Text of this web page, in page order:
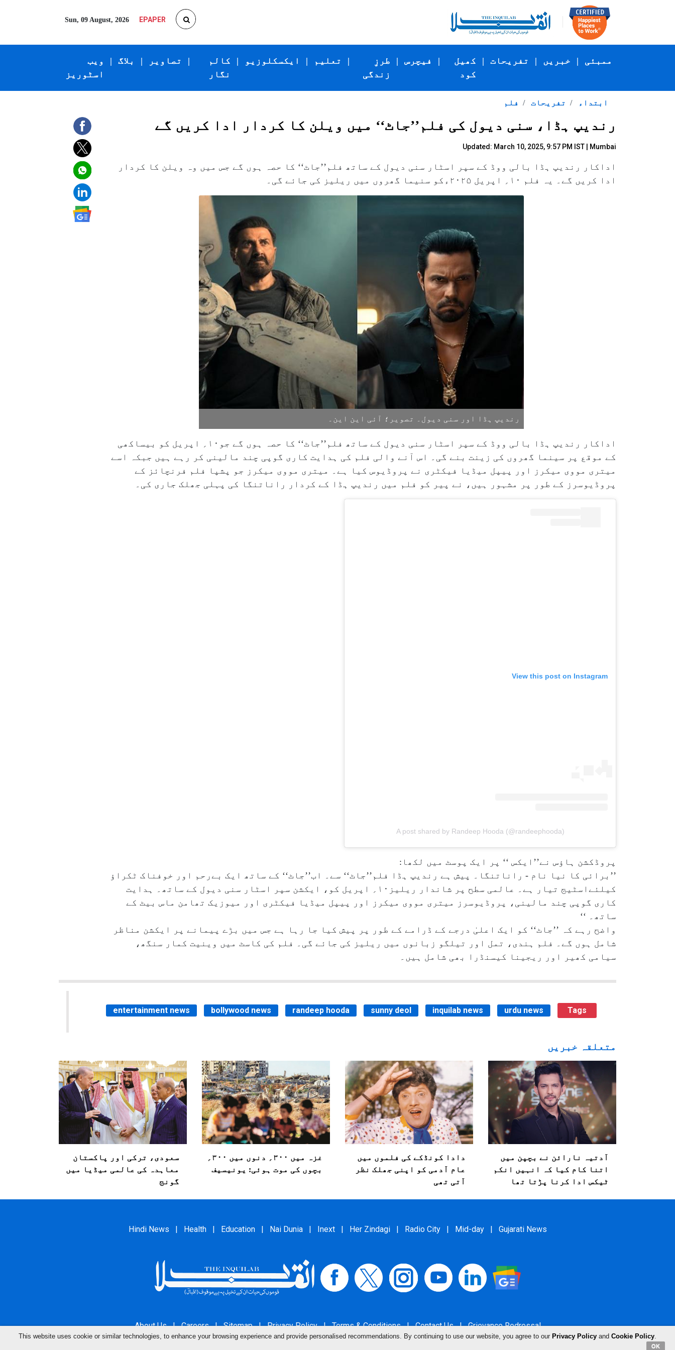
Sun, 09 August, 2026 EPAPER
ویب
اسٹوریز
| بلاگ | تصاویر |
کالم
نگار
| ایکسکلوزیو | تعلیم |
طرزِ
زندگی
| فیچرس |
کھیل
کود
| تفریحات | خبریں | ممبئی
فلم تفریحات ابتداء
رندیپ ہڈا، سنی دیول کی فلم’’جاٹ‘‘ میں ویلن کا کردار ادا کریں گے
Updated: March 10, 2025, 9:57 PM IST | Mumbai
اداکار رندیپ ہڈا بالی ووڈ کے سپر اسٹار سنی دیول کے ساتھ فلم’’جاٹ‘‘ کا حصہ ہوں گے جس میں وہ ویلن کا کردار
ادا کریں گے۔ یہ فلم ۱۰؍ اپریل ۲۰۲۵ءکو سنیما گھروں میں ریلیز کی جائے گی۔
رندیپ ہڈا اور سنی دیول۔ تصویر؛ آئی این این۔
اداکار رندیپ ہڈا بالی ووڈ کے سپر اسٹار سنی دیول کے ساتھ فلم’’جاٹ‘‘ کا حصہ ہوں گے جو۱۰؍ اپریل کو بیساکھی
کے موقع پر سینما گھروں کی زینت بنے گی۔ اس آنے والی فلم کی ہدایت کاری گوپی چند مالینی کر رہے ہیں جبکہ اسے
میتری مووی میکرز اور پیپل میڈیا فیکٹری نے پروڈیوس کیا ہے۔ میتری مووی میکرز جو پشپا فلم فرنچائز کے
پروڈیوسرز کے طور پر مشہور ہیں، نے پیر کو فلم میں رندیپ ہڈا کے کردار راناتنگا کی پہلی جھلک جاری کی۔
View this post on Instagram
A post shared by Randeep Hooda (@randeephooda)
پروڈکشن ہاؤس نے’’ایکس ‘‘ پر ایک پوسٹ میں لکھا:
’’برائی کا نیا نام - راناتنگا۔ پیش ہے رندیپ ہڈا فلم’’جاٹ‘‘ سے۔ اب’’جاٹ‘‘ کے ساتھ ایک بےرحم اور خوفناک ٹکراؤ
کیلئےاسٹیج تیار ہے۔ عالمی سطح پر شاندار ریلیز۱۰؍ اپریل کو، ایکشن سپر اسٹار سنی دیول کے ساتھ۔ ہدایت
کاری گوپی چند مالینی، پروڈیوسرز میتری مووی میکرز اور پیپل میڈیا فیکٹری اور میوزیک تھامن ماس بیٹ کے
ساتھ۔ ‘‘
واضح رہے کہ ’’جاٹ‘‘ کو ایک اعلیٰ درجے کے ڈرامے کے طور پر پیش کیا جا رہا ہے جس میں بڑے پیمانے پر ایکشن مناظر
شامل ہوں گے۔ فلم ہندی، تمل اور تیلگو زبانوں میں ریلیز کی جائے گی۔ فلم کی کاسٹ میں وینیت کمار سنگھ،
سیامی کھیر اور ریجینا کیسنڈرا بھی شامل ہیں۔
entertainment news bollywood news randeep hooda sunny deol inquilab news urdu news Tags
متعلقہ خبریں
آدتیہ نارائن نے بچپن میں
اتنا کام کیا کہ انہیں انکم
ٹیکس ادا کرنا پڑتا تھا
دادا کونڈکے کی فلموں میں
عام آدمی کو اپنی جھلک نظر
آتی تھی
غزہ میں ۳۰۰؍ دنوں میں ۳۰۰؍
بچوں کی موت ہوئی: یونیسیف
سعودی، ترکی اور پاکستان
معاہدہ کی عالمی میڈیا میں
گونج
Hindi News Health Education Nai Dunia Inext Her Zindagi Radio City Mid-day Gujarati News
About Us | Careers | Sitemap | Privacy Policy | Terms & Conditions | Contact Us | Grievance Redressal
This website uses cookie or similar technologies, to enhance your browsing experience and provide personalised recommendations. By continuing to use our website, you agree to our Privacy Policy and Cookie Policy.
OK